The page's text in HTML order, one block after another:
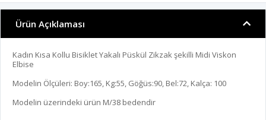
Ürün Açıklaması
Kadın Kısa Kollu Bisiklet Yakalı Püskül Zikzak şekilli Midi Viskon
Elbise
Modelin Ölçüleri: Boy:165, Kg:55, Göğüs:90, Bel:72, Kalça: 100
Modelin üzerindeki ürün M/38 bedendir